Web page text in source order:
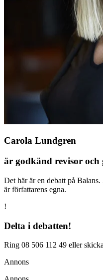
Carola Lundgren
är godkänd revisor och
Det här är en debatt på
är författarens egna.
!
Delta i debatten!
Ring 08 506 112 49 eller
Annons